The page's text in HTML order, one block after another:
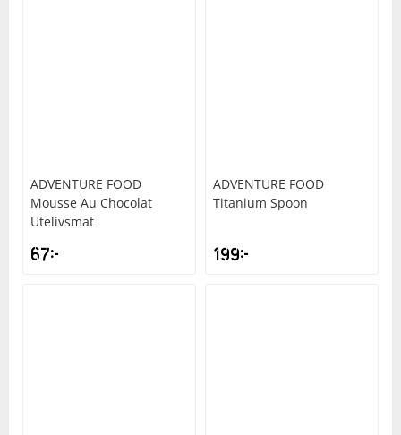
ADVENTURE FOOD
Mousse Au Chocolat
Utelivsmat
67kr
ADVENTURE FOOD
Titanium Spoon
199kr